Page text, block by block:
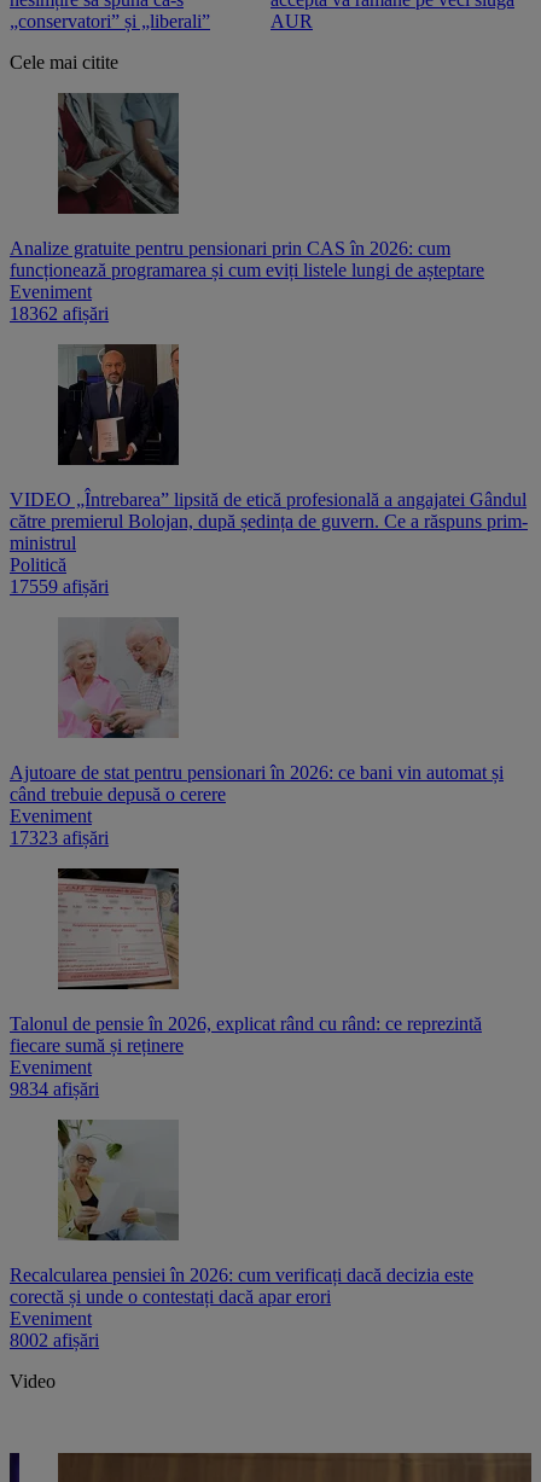
„conservatori” și „liberali”
AUR
Cele mai citite
Analize gratuite pentru pensionari prin CAS în 2026: cum
funcționează programarea și cum eviți listele lungi de așteptare
Eveniment
18362 afișări
VIDEO „Întrebarea” lipsită de etică profesională a angajatei Gândul
către premierul Bolojan, după ședința de guvern. Ce a răspuns prim-
ministrul
Politică
17559 afișări
Ajutoare de stat pentru pensionari în 2026: ce bani vin automat și
când trebuie depusă o cerere
Eveniment
17323 afișări
Talonul de pensie în 2026, explicat rând cu rând: ce reprezintă
fiecare sumă și reținere
Eveniment
9834 afișări
Recalcularea pensiei în 2026: cum verificați dacă decizia este
corectă și unde o contestați dacă apar erori
Eveniment
8002 afișări
Video